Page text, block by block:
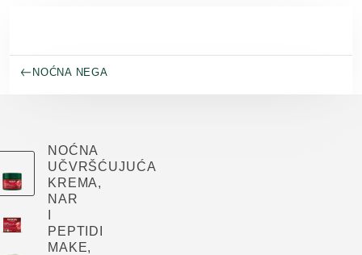
NOĆNA NEGA
NOĆNA
UČVRŠĆUJUĆA
KREMA,
NAR
PEPTIDI
MAKE,